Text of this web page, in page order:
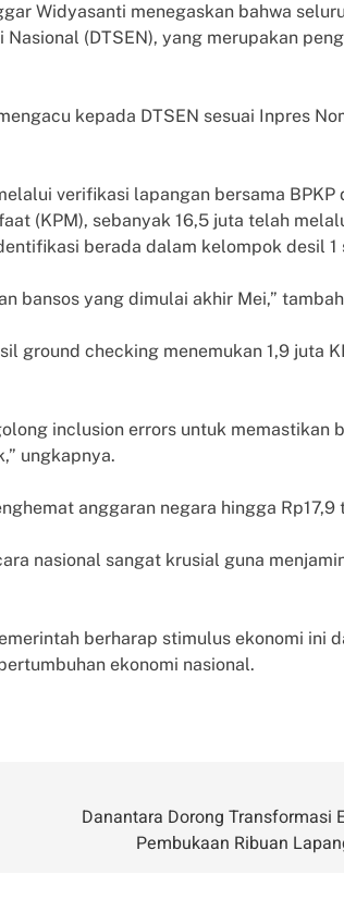
Widyasanti menegaskan bahwa
(DTSEN), yang merupakan
kepada DTSEN sesuai Inpres
verifikasi lapangan bersama BPKP
(KPM), sebanyak 16,5 juta telah
berada dalam kelompok desil 1
bansos yang dimulai akhir Mei,”
ground checking menemukan 1,9 juta
inclusion errors untuk memastikan
ungkapnya.
anggaran negara hingga Rp17,9
nasional sangat krusial guna
berharap stimulus ekonomi ini
ekonomi nasional.
Danantara Dorong Transformasi
Pembukaan Ribuan